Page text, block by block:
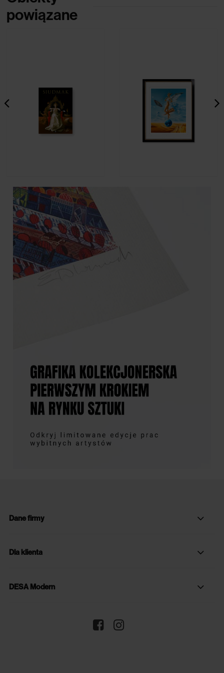
powiązane
Siudmak - Album
249,00 zł
Dane firmy
Dla klienta
DESA Modern